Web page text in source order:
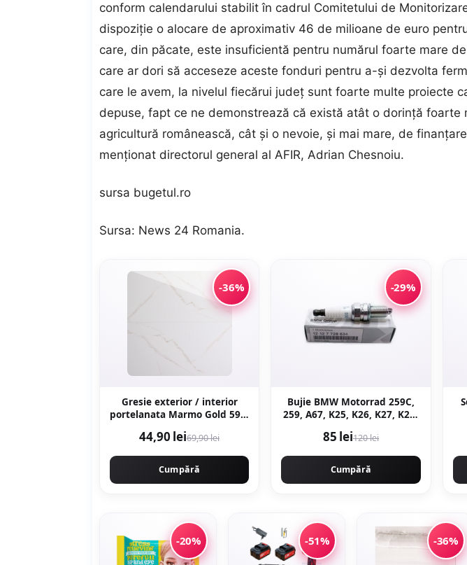
conform calendarului stabilit în cadrul Comitetului de
dispoziţie o alocare de aproximativ 46 de milioane de euro
care, din păcate, este insuficientă pentru numărul foarte mare
care ar dori să acceseze aceste fonduri pentru a-şi dezvolta
care le avem, la nivelul fiecărui judeţ sunt foarte multe proiecte
depuse, fapt ce ne demonstrează că există atât o dorinţă foarte
agricultură românească, cât şi o nevoie, şi mai mare, de finanţare
menţionat directorul general al AFIR, Adrian Chesnoiu.
sursa bugetul.ro
Sursa: News 24 Romania.
-36%
Gresie exterior / interior
portelanata Marmo Gold 59 5
rectificata tip marmura
44,90 lei69,90 lei
Cumpără
-29%
Bujie BMW Motorrad 259C,
259, A67, K25, K26, K27, K28,
85 lei120 lei
Cumpără
-20% -51% -36%